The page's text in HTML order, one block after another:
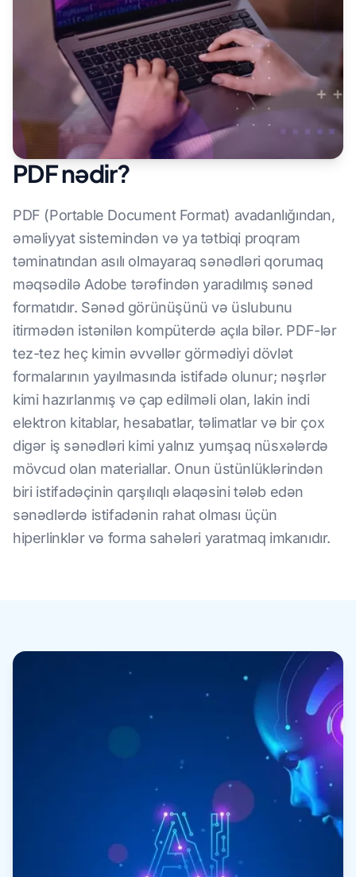
PDF nədir?
PDF (Portable Document Format) avadanlığından,
əməliyyat sistemindən və ya tətbiqi proqram
təminatından asılı olmayaraq sənədləri qorumaq
məqsədilə Adobe tərəfindən yaradılmış sənəd
formatıdır. Sənəd görünüşünü və üslubunu
itirmədən istənilən kompüterdə açıla bilər. PDF-lər
tez-tez heç kimin əvvəllər görmədiyi dövlət
formalarının yayılmasında istifadə olunur; nəşrlər
kimi hazırlanmış və çap edilməli olan, lakin indi
elektron kitablar, hesabatlar, təlimatlar və bir çox
digər iş sənədləri kimi yalnız yumşaq nüsxələrdə
mövcud olan materiallar. Onun üstünlüklərindən
biri istifadəçinin qarşılıqlı əlaqəsini tələb edən
sənədlərdə istifadənin rahat olması üçün
hiperlinklər və forma sahələri yaratmaq imkanıdır.